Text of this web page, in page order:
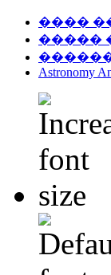
����
�����
Astronomy